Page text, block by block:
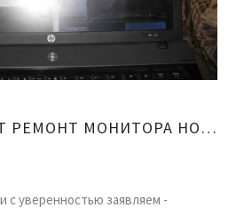
СКОЛЬКО СТОИТ РЕМОНТ МОНИТОРА НОУТБУКА
с уверенностью заявляем -